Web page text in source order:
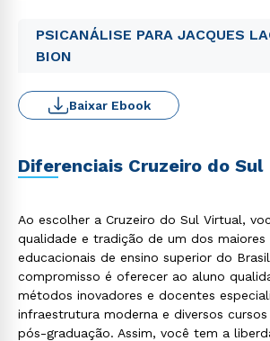
PSICANÁLISE PARA JACQUES
BION
Baixar Ebook
Diferenciais Cruzeiro do Sul
Ao escolher a Cruzeiro do Sul Virtual,
qualidade e tradição de um dos maiores
educacionais de ensino superior do
compromisso é oferecer ao aluno
métodos inovadores e docentes
infraestrutura moderna e diversos
pós-graduação. Assim, você tem a